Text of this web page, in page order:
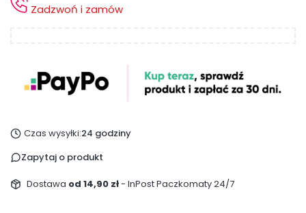
Zadzwoń i zamów
Czas wysyłki:24 godziny
Zapytaj o produkt
Dostawa od 14,90 zł- InPost Paczkomaty 24/7